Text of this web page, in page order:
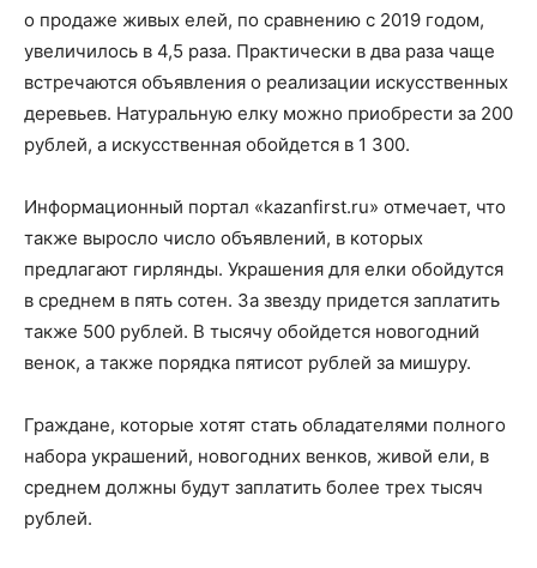
о продаже живых елей, по сравнению с 2019 годом,
увеличилось в 4,5 раза. Практически в два раза чаще
встречаются объявления о реализации искусственных
деревьев. Натуральную елку можно приобрести за 200
рублей, а искусственная обойдется в 1 300.
Информационный портал «kazanfirst.ru» отмечает, что
также выросло число объявлений, в которых
предлагают гирлянды. Украшения для елки обойдутся
в среднем в пять сотен. За звезду придется заплатить
также 500 рублей. В тысячу обойдется новогодний
венок, а также порядка пятисот рублей за мишуру.
Граждане, которые хотят стать обладателями полного
набора украшений, новогодних венков, живой ели, в
среднем должны будут заплатить более трех тысяч
рублей.